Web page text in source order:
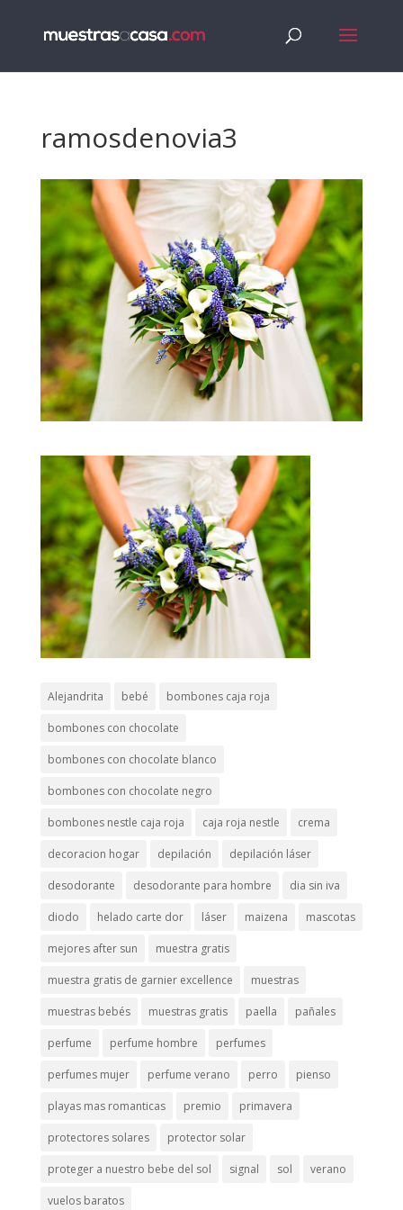
ramosdenovia3
Alejandrita bebé bombones caja roja
bombones con chocolate
bombones con chocolate blanco
bombones con chocolate negro
bombones nestle caja roja caja roja nestle crema
decoracion hogar depilación depilación láser
desodorante desodorante para hombre dia sin iva
diodo helado carte dor láser maizena mascotas
mejores after sun muestra gratis
muestra gratis de garnier excellence muestras
muestras bebés muestras gratis paella pañales
perfume perfume hombre perfumes
perfumes mujer perfume verano perro pienso
playas mas romanticas premio primavera
protectores solares protector solar
proteger a nuestro bebe del sol signal sol verano
vuelos baratos